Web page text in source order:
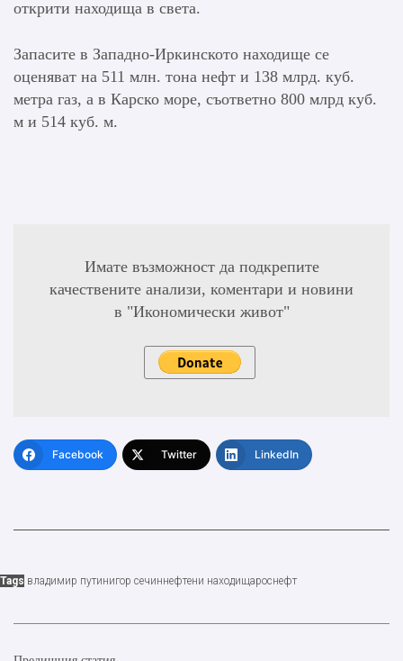
открити находища в света.
Запасите в Западно-Иркинското находище се
оценяват на 511 млн. тона нефт и 138 млрд. куб.
метра газ, а в Карско море, съответно 800 млрд куб.
м и 514 куб. м.
Имате възможност да подкрепите
качествените анализи, коментари и новини
в "Икономически живот"
Facebook Twitter LinkedIn
Tags владимир путинигор сечиннефтени находищароснефт